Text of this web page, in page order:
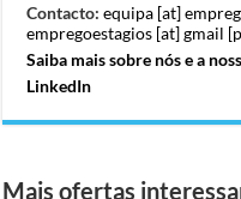
Contacto: equipa [at]
empregoestagios [at] gmail
Saiba mais sobre nós e a
LinkedIn
Mais ofertas